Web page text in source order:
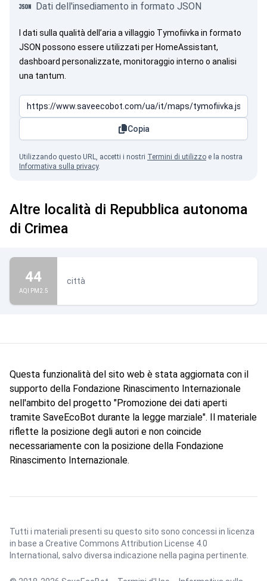
Dati dell'insediamento in formato JSON
I dati sulla qualità dell’aria a villaggio Tymofiivka in formato
JSON possono essere utilizzati per HomeAssistant,
dashboard personalizzate, monitoraggio interno o analisi
una tantum.
Copia
Utilizzando questo URL, accetti i nostri Termini di utilizzo e la nostra
Informativa sulla privacy.
Altre località di Repubblica autonoma
di Crimea
44
AQI PM2.5
città
Questa funzionalità del sito web è stata aggiornata con il
supporto della Fondazione Rinascimento Internazionale
nell'ambito del progetto "Promozione dei dati aperti
tramite SaveEcoBot durante la legge marziale". Il materiale
riflette la posizione degli autori e non coincide
necessariamente con la posizione della Fondazione
Rinascimento Internazionale.
Tutti i materiali presenti su questo sito sono concessi in licenza
in base a Creative Commons Attribution License 4.0
International , salvo diversa indicazione nella pagina pertinente.